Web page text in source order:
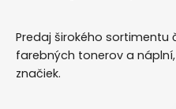
Predaj širokého sortimentu
farebných tonerov a
značiek.